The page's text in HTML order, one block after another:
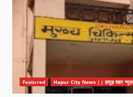
Featured Hapur City News || हापुड़ शहर न्यूज़